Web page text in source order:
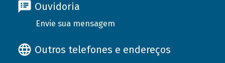
Ouvidoria
Envie sua mensagem
Outros telefones e endereços